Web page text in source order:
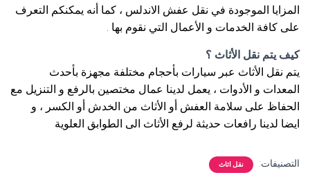
المزايا الموجودة في نقل عفش الاندلس ، كما أنه يمكنكم التعرف
على كافة الخدمات و الأعمال التي نقوم بها .
كيف يتم نقل الأثاث ؟
يتم نقل الأثاث عبر سيارات بأحجام مختلفة مجهزة بأحدث
المعدات و الأدوات ، يعمل لدينا عمال مختصين بالرفع و التنزيل مع
الحفاظ على سلامة العفش أو الأثاث من الخدش أو الكسر ، و
ايضا لدينا رافعات حديثة لرفع الأثاث الى الطوابق العلوية
التصنيفات: نقل اثاث